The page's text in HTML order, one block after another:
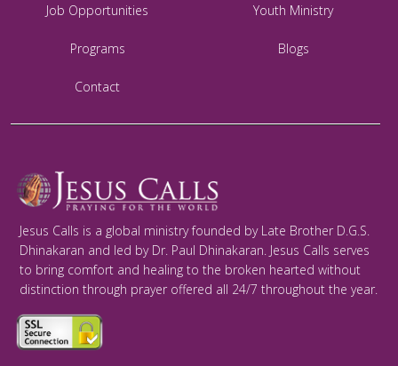
Job Opportunities Youth Ministry
Programs Blogs
Contact
Jesus Calls is a global ministry founded by Late Brother D.G.S.
Dhinakaran and led by Dr. Paul Dhinakaran. Jesus Calls serves
to bring comfort and healing to the broken hearted without
distinction through prayer offered all 24/7 throughout the year.